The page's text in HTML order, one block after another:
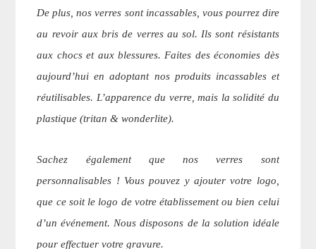
De plus, nos verres sont incassables, vous pourrez dire
au revoir aux bris de verres au sol. Ils sont résistants
aux chocs et aux blessures. Faites des économies dès
aujourd’hui en adoptant nos produits incassables et
réutilisables. L’apparence du verre, mais la solidité du
plastique (tritan & wonderlite).
Sachez également que nos verres sont
personnalisables ! Vous pouvez y ajouter votre logo,
que ce soit le logo de votre établissement ou bien celui
d’un événement. Nous disposons de la solution idéale
pour effectuer votre gravure.